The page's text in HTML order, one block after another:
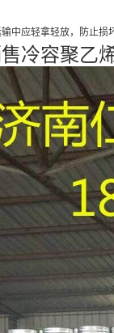
中应轻拿轻放，防止损
冷容聚乙